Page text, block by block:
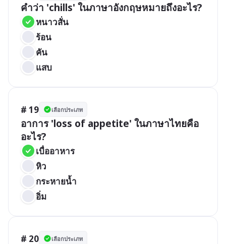
คำว่า 'chills' ในภาษาอังกฤษหมายถึงอะไร?
หนาวสั่น
ร้อน
คัน
แสบ
# 19 เลือกประเภท
อาการ 'loss of appetite' ในภาษาไทยคือ
อะไร?
เบื่ออาหาร
หิว
กระหายน้ำ
อิ่ม
# 20 เลือกประเภท